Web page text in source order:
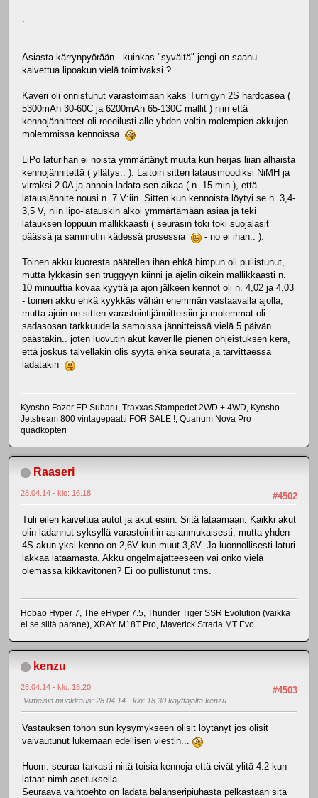
.
.
Asiasta kärrynpyörään - kuinkas "syvältä" jengi on saanu
kaivettua lipoakun vielä toimivaksi ?
Kaveri oli onnistunut varastoimaan kaks Turnigyn 2S hardcasea (
5300mAh 30-60C ja 6200mAh 65-130C mallit ) niin että
kennojännitteet oli reeeilusti alle yhden voltin molempien akkujen
molemmissa kennoissa
LiPo laturihan ei noista ymmärtänyt muuta kun herjas liian alhaista
kennojännitettä ( yllätys.. ). Laitoin sitten latausmoodiksi NiMH ja
virraksi 2.0A ja annoin ladata sen aikaa ( n. 15 min ), että
latausjännite nousi n. 7 V:iin. Sitten kun kennoista löytyi se n. 3,4-
3,5 V, niin lipo-latauskin alkoi ymmärtämään asiaa ja teki
latauksen loppuun mallikkaasti ( seurasin toki toki suojalasit
päässä ja sammutin kädessä prosessia
- no ei ihan.. ).
Toinen akku kuoresta päätellen ihan ehkä himpun oli pullistunut,
mutta lykkäsin sen truggyyn kiinni ja ajelin oikein mallikkaasti n.
10 minuuttia kovaa kyytiä ja ajon jälkeen kennot oli n. 4,02 ja 4,03
- toinen akku ehkä kyykkäs vähän enemmän vastaavalla ajolla,
mutta ajoin ne sitten varastointijännitteisiin ja molemmat oli
sadasosan tarkkuudella samoissa jännitteissä vielä 5 päivän
päästäkin.. joten luovutin akut kaverille pienen ohjeistuksen kera,
että joskus talvellakin olis syytä ehkä seurata ja tarvittaessa
ladatakin
Kyosho Fazer EP Subaru, Traxxas Stampedet 2WD + 4WD, Kyosho
Jetstream 800 vintagepaatti FOR SALE !, Quanum Nova Pro
quadkopteri
Raaseri
#4502
28.04.14 - klo: 16.18
Tuli eilen kaiveltua autot ja akut esiin. Siitä lataamaan. Kaikki akut
olin ladannut syksyllä varastointiin asianmukaisesti, mutta yhden
4S akun yksi kenno on 2,6V kun muut 3,8V. Ja luonnollisesti laturi
lakkaa lataamasta. Akku ongelmajätteeseen vai onko vielä
olemassa kikkavitonen? Ei oo pullistunut tms.
Hobao Hyper 7, The eHyper 7.5, Thunder Tiger SSR Evolution (vaikka
ei se siitä parane), XRAY M18T Pro, Maverick Strada MT Evo
kenzu
#4503
28.04.14 - klo: 18.20
Viimeisin muokkaus: 28.04.14 - klo: 18.30 käyttäjältä kenzu
Vastauksen tohon sun kysymykseen olisit löytänyt jos olisit
vaivautunut lukemaan edellisen viestin...
Huom. seuraa tarkasti niitä toisia kennoja että eivät ylitä 4.2 kun
lataat nimh asetuksella.
Seuraava vaihtoehto on ladata balanseripiuhasta pelkästään sitä